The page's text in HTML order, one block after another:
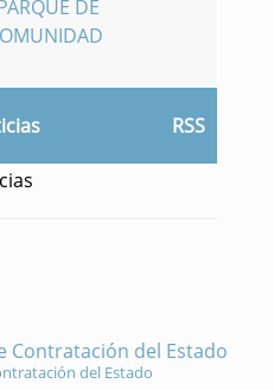
DE
RSS
Contratación del Estado
del Estado